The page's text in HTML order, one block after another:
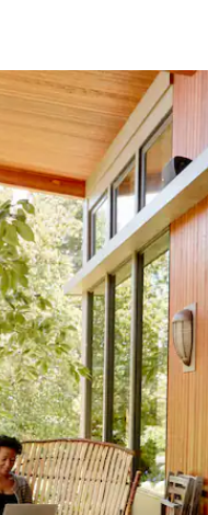
flechas hacia arriba y